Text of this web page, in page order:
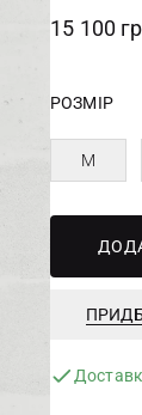
15 100
РОЗМІР
M